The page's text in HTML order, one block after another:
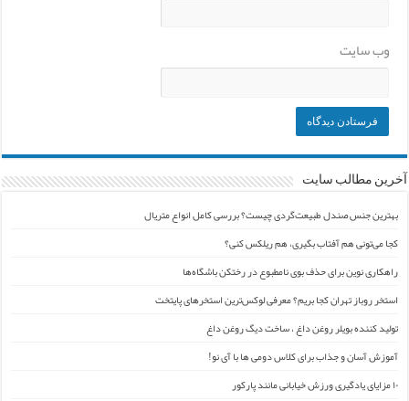
وب‌ سایت
آخرین مطالب سایت
بهترین جنس صندل طبیعت‌گردی چیست؟ بررسی کامل انواع متریال
کجا می‌تونی هم آفتاب بگیری، هم ریلکس کنی؟
راهکاری نوین برای حذف بوی نامطبوع در رختکن باشگاه‌ها
استخر روباز تهران کجا بریم؟ معرفی لوکس‌ترین استخرهای پایتخت
تولید کننده بویلر روغن داغ ، ساخت دیگ روغن داغ
آموزش آسان و جذاب برای کلاس دومی ها با آی نو!
۱۰ مزایای یادگیری ورزش خیابانی مانند پارکور